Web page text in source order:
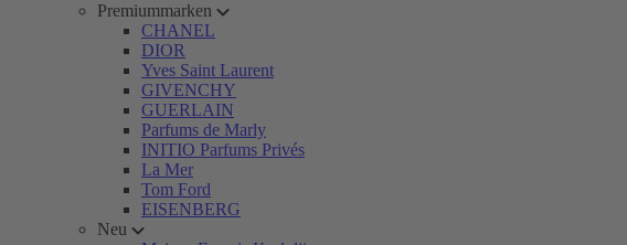
Premiummarken
CHANEL
DIOR
Yves Saint Laurent
GIVENCHY
GUERLAIN
Parfums de Marly
INITIO Parfums Privés
La Mer
Tom Ford
EISENBERG
Neu